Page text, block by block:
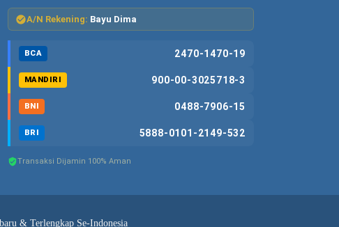
A/N Rekening: Bayu Dima
BCA 2470-1470-19
MANDIRI 900-00-3025718-3
BNI 0488-7906-15
BRI 5888-0101-2149-532
Transaksi Dijamin 100% Aman
& Terlengkap Se-Indonesia